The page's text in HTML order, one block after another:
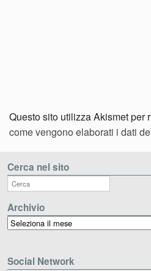
Questo sito utilizza Akismet per
come vengono elaborati i dati
Cerca nel sito
Archivio
Archivio
Social Network